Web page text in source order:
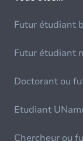
Futur étudiant
Futur étudiant
Doctorant ou
Etudiant
Chercheur ou